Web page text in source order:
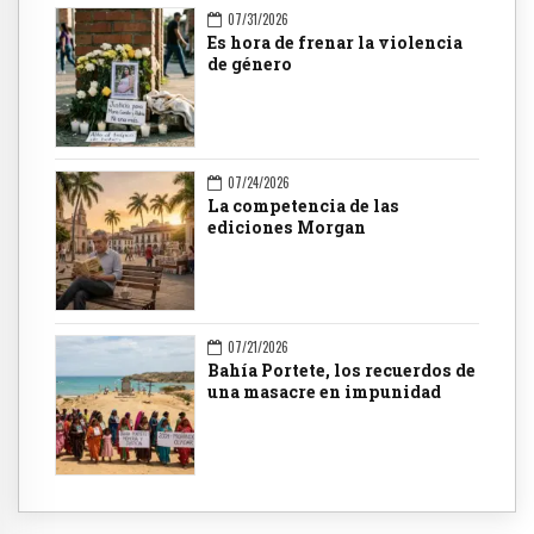
07/31/2026
Es hora de frenar la violencia
de género
07/24/2026
La competencia de las
ediciones Morgan
07/21/2026
Bahía Portete, los recuerdos de
una masacre en impunidad